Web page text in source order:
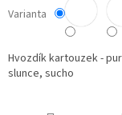
cena:
Varianta
Hvozdík kartouzek -
slunce, sucho